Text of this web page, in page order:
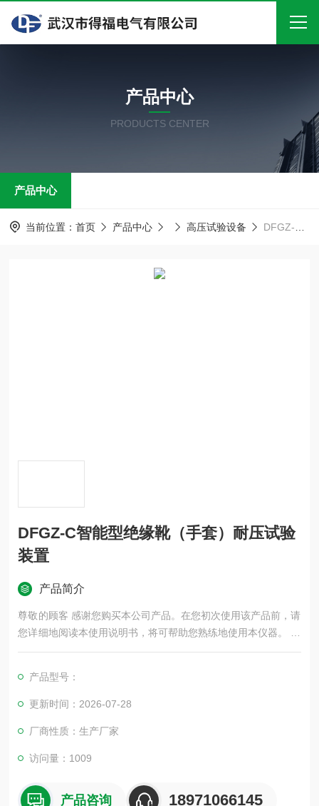
关于我们
产品中心
在线留言
产品中心
PRODUCTS CENTER
产品中心
当前位置： 首页 产品中心 高压试验设备 DFGZ-C智能型绝缘靴（手套）耐压试验装置
DFGZ-C智能型绝缘靴（手套）耐压试验
装置
产品简介
尊敬的顾客 感谢您购买本公司产品。在您初次使用该产品前，请
您详细地阅读本使用说明书，将可帮助您熟练地使用本仪器。 我
们的宗旨是不断地改进和*公司的产品，因此您所使...
产品型号：
更新时间：2026-07-28
厂商性质：生产厂家
访问量：1009
产品咨询 18971066145